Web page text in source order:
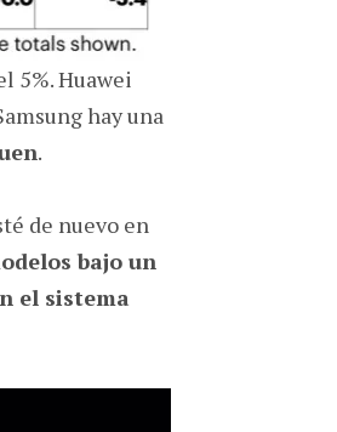
5%. Huawei
hay una
.
de nuevo en
bajo un
el sistema